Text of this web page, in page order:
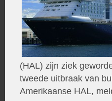
(HAL) zijn ziek
tweede uitbraak van
Amerikaanse HAL,